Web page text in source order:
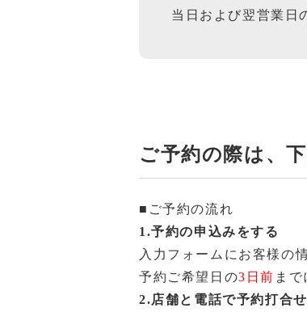
当日および翌営業日
ご予約の際は、
■ご予約の流れ
1.予約の申込みをする
入力フォームにお客様の
予約ご希望日の3日前 まで
2.店舗と電話で予約打合せ